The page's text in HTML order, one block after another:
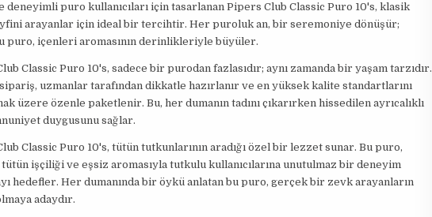
deneyimli puro kullanıcıları için tasarlanan Pipers Club Classic Puro 10's, klasik
arayanlar için ideal bir tercihtir. Her puroluk an, bir seremoniye dönüşür;
puro, içenleri aromasının derinlikleriyle büyüler.
Classic Puro 10's, sadece bir purodan fazlasıdır; aynı zamanda bir yaşam tarzıdır.
uzmanlar tarafından dikkatle hazırlanır ve en yüksek kalite standartlarını
üzere özenle paketlenir. Bu, her dumanın tadını çıkarırken hissedilen ayrıcalıklı
duygusunu sağlar.
Classic Puro 10's, tütün tutkunlarının aradığı özel bir lezzet sunar. Bu puro,
işçiliği ve eşsiz aromasıyla tutkulu kullanıcılarına unutulmaz bir deneyim
hedefler. Her dumanında bir öykü anlatan bu puro, gerçek bir zevk arayanların
adaydır.